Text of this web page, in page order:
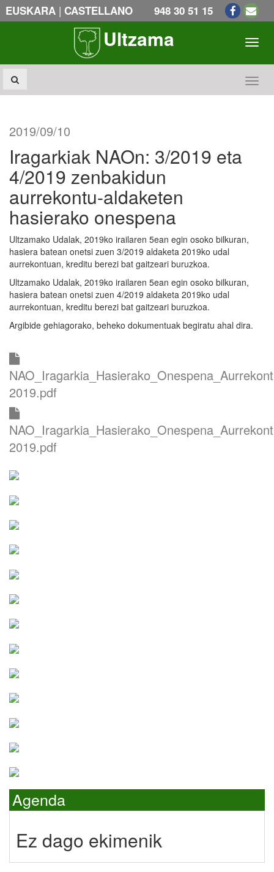
EUSKARA | CASTELLANO 948 30 51 15
Ultzama
2019/09/10
Iragarkiak NAOn: 3/2019 eta
4/2019 zenbakidun
aurrekontu-aldaketen
hasierako onespena
Ultzamako Udalak, 2019ko irailaren 5ean egin osoko bilkuran,
hasiera batean onetsi zuen 3/2019 aldaketa 2019ko udal
aurrekontuan, kreditu berezi bat gaitzeari buruzkoa.
Ultzamako Udalak, 2019ko irailaren 5ean egin osoko bilkuran,
hasiera batean onetsi zuen 4/2019 aldaketa 2019ko udal
aurrekontuan, kreditu berezi bat gaitzeari buruzkoa.
Argibide gehiagorako, beheko dokumentuak begiratu ahal dira.
2019.pdf
2019.pdf
Agenda
Ez dago ekimenik